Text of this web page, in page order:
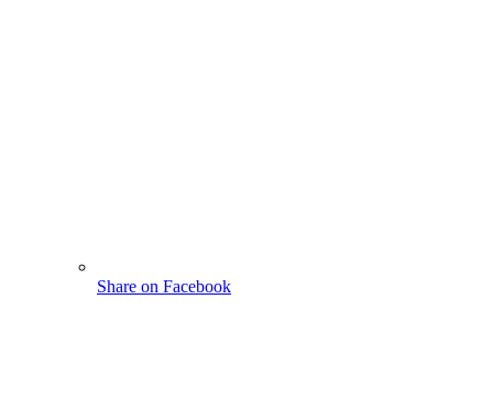
Share on Facebook